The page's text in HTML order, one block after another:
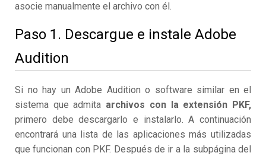
asocie manualmente el archivo con él.
Paso 1. Descargue e instale Adobe
Audition
Si no hay un Adobe Audition o software similar en el
sistema que admita archivos con la extensión PKF,
primero debe descargarlo e instalarlo. A continuación
encontrará una lista de las aplicaciones más utilizadas
que funcionan con PKF. Después de ir a la subpágina del